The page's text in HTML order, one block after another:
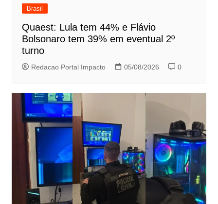
Brasil
Quaest: Lula tem 44% e Flávio
Bolsonaro tem 39% em eventual 2º
turno
Redacao Portal Impacto 05/08/2026 0